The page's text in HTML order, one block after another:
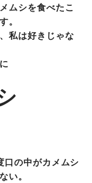
ムシを食べたこ
。
私は好きじゃな
口の中がカメムシ
い。